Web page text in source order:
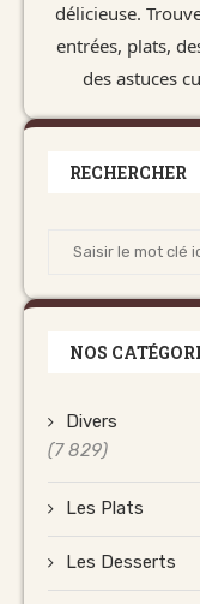
délicieuse.
entrées, plats,
des astuces
RECHERCHER
NOS
Divers
(7 829)
Les Plats
Les Desserts